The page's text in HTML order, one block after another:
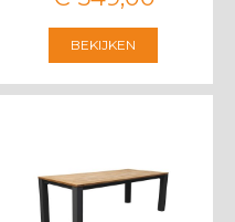
BEKIJKEN